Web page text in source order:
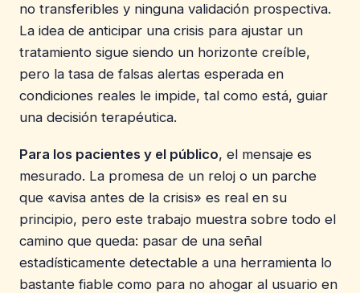
no transferibles y ninguna validación prospectiva.
La idea de anticipar una crisis para ajustar un
tratamiento sigue siendo un horizonte creíble,
pero la tasa de falsas alertas esperada en
condiciones reales le impide, tal como está, guiar
una decisión terapéutica.
Para los pacientes y el público, el mensaje es
mesurado. La promesa de un reloj o un parche
que «avisa antes de la crisis» es real en su
principio, pero este trabajo muestra sobre todo el
camino que queda: pasar de una señal
estadísticamente detectable a una herramienta lo
bastante fiable como para no ahogar al usuario en